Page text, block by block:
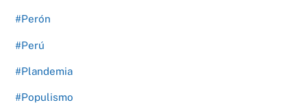
#Perón
#Perú
#Plandemia
#Populismo